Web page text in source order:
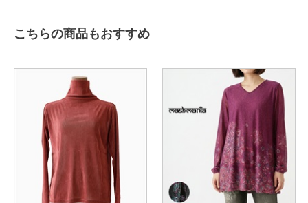
こちらの商品もおすすめ